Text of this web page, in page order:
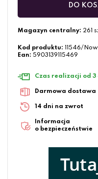
DO
Magazyn centralny: 261
Kod produktu:
11546/
Ean: 5903139115469
Czas realizacji od 3
Darmowa dostawa
14 dni na zwrot
Informacja
o bezpieczeństwie